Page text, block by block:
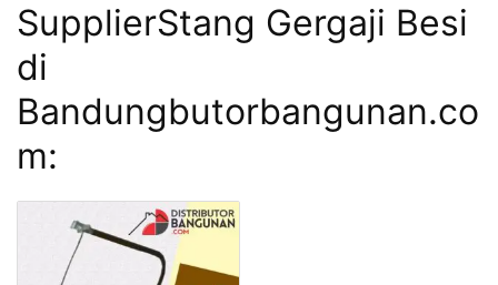
SupplierStang Gergaji Besi
di
Bandungbutorbangunan.co
m: